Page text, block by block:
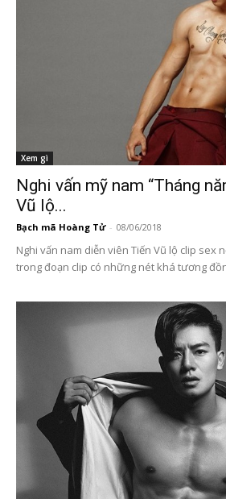
Xem gì
Nghi vấn mỹ nam “Tháng
Vũ lộ...
Bạch mã Hoàng Tử - 08/06/2018
Nghi vấn nam diễn viên Tiến Vũ lộ clip sex
trong đoạn clip có những nét khá tương